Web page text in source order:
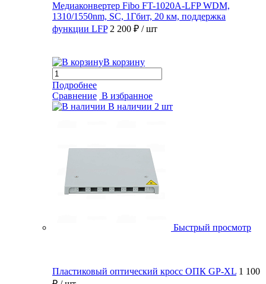
Медиаконвертер Fibo FT-1020A-LFP WDM,
1310/1550nm, SC, 1Гбит, 20 км, поддержка
функции LFP 2 200 ₽ / шт
В корзину
Подробнее
Сравнение В избранное
В наличии 2 шт
Быстрый просмотр
Пластиковый оптический кросс ОПК GP-XL 1 100